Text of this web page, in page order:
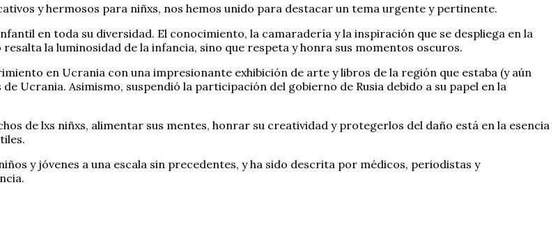
y hermosos para niñxs, nos hemos unido para destacar un tema urgente y pertinente.
en toda su diversidad. El conocimiento, la camaradería y la inspiración que se despliega en la
la luminosidad de la infancia, sino que respeta y honra sus momentos oscuros.
en Ucrania con una impresionante exhibición de arte y libros de la región que estaba (y aún
Ucrania. Asimismo, suspendió la participación del gobierno de Rusia debido a su papel en la
de lxs niñxs, alimentar sus mentes, honrar su creatividad y protegerlos del daño está en la esencia
y jóvenes a una escala sin precedentes, y ha sido descrita por médicos, periodistas y